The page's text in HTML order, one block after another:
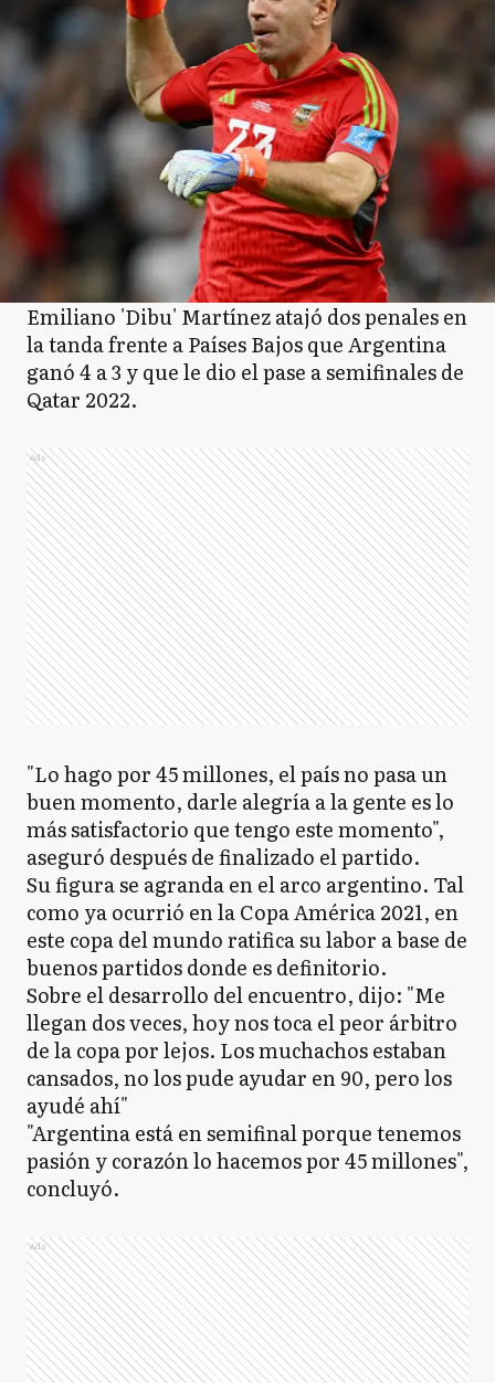
Emiliano 'Dibu' Martínez atajó dos penales en
la tanda frente a Países Bajos que Argentina
ganó 4 a 3 y que le dio el pase a semifinales de
Qatar 2022.
Ads
"Lo hago por 45 millones, el país no pasa un
buen momento, darle alegría a la gente es lo
más satisfactorio que tengo este momento",
aseguró después de finalizado el partido.
Su figura se agranda en el arco argentino. Tal
como ya ocurrió en la Copa América 2021, en
este copa del mundo ratifica su labor a base de
buenos partidos donde es definitorio.
Sobre el desarrollo del encuentro, dijo: "Me
llegan dos veces, hoy nos toca el peor árbitro
de la copa por lejos. Los muchachos estaban
cansados, no los pude ayudar en 90, pero los
ayudé ahí"
"Argentina está en semifinal porque tenemos
pasión y corazón lo hacemos por 45 millones",
concluyó.
Ads